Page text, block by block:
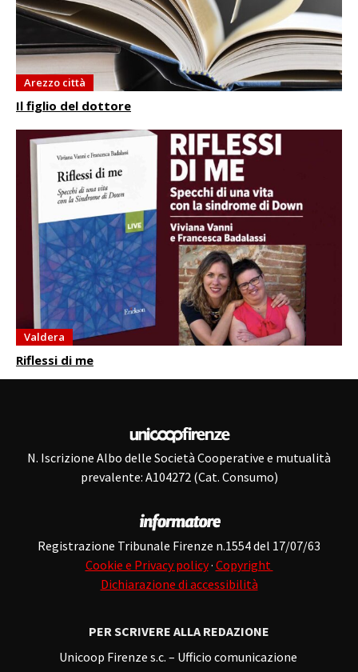
Arezzo città
Il figlio del dottore
Valdera
Riflessi di me
N. Iscrizione Albo delle Società Cooperative e mutualità
prevalente: A104272 (Cat. Consumo)
Registrazione Tribunale Firenze n.1554 del 17/07/63
Cookie e Privacy policy· Copyright
Dichiarazione di accessibilità
PER SCRIVERE ALLA REDAZIONE
Unicoop Firenze s.c. – Ufficio comunicazione